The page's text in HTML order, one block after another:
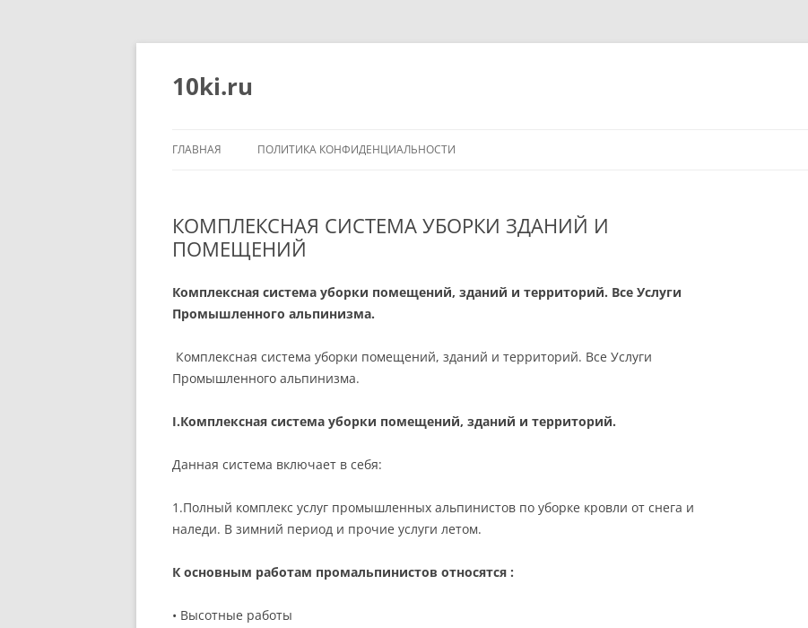
Перейти
содержимому
10ki.ru
ГЛАВНАЯ ПОЛИТИКА КОНФИДЕНЦИАЛЬНОСТИ
КОМПЛЕКСНАЯ СИСТЕМА УБОРКИ ЗДАНИЙ И
ПОМЕЩЕНИЙ
Комплексная система уборки помещений, зданий и территорий. Все Услуги
Промышленнoго альпинизма.
Комплексная система уборки помещений, зданий и территорий. Все Услуги
Промышленнoго альпинизма.
I.Комплексная система уборки помещений, зданий и территорий.
Данная система включает в себя:
1.Полный комплекс услуг промышленных альпинистов по уборке кровли от снега и
наледи. В зимний период и прочие услуги летом.
К основным работам промальпинистов относятся :
• Высотные работы